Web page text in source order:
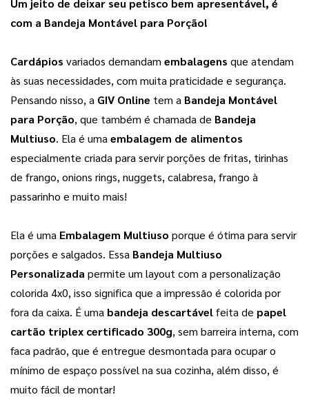
Um jeito de deixar seu petisco bem apresentável, é
com a Bandeja Montável para Porção!
Cardápios variados demandam embalagens que atendam
às suas necessidades, com muita praticidade e segurança.
Pensando nisso, a GIV Online tem a Bandeja Montável
para Porção, que também é chamada de Bandeja
Multiuso. Ela é uma embalagem de alimentos
especialmente criada para servir porções de fritas, tirinhas
de frango, onions rings, nuggets, calabresa, frango à
passarinho e muito mais!
Ela é uma Embalagem Multiuso porque é ótima para servir
porções e salgados. Essa Bandeja Multiuso
Personalizada permite um layout com a personalização
colorida 4x0, isso significa que a impressão é colorida por
fora da caixa. É uma bandeja descartável feita de papel
cartão triplex certificado 300g, sem barreira interna, com
faca padrão, que é entregue desmontada para ocupar o
mínimo de espaço possível na sua cozinha, além disso, é
muito fácil de montar!